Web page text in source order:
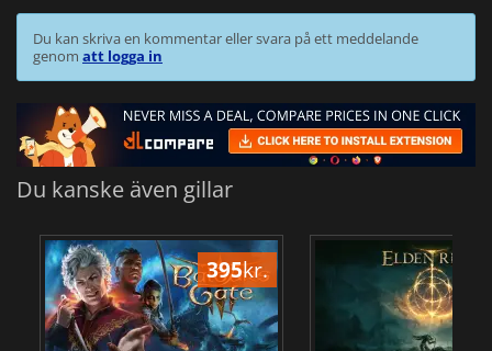
Du kan skriva en kommentar eller svara på ett meddelande
genom att logga in
Du kanske även gillar
395kr.